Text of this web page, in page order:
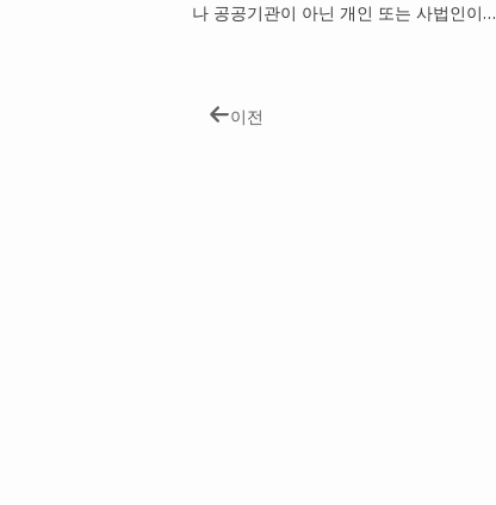
나 공공기관이 아닌 개인 또는 사법인이…
이전